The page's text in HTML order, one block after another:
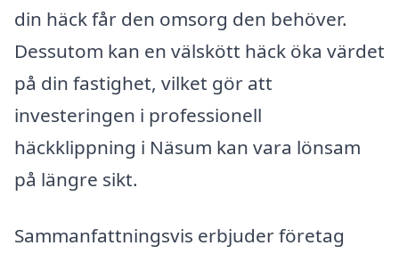
din häck får den omsorg den behöver.
Dessutom kan en välskött häck öka värdet
på din fastighet, vilket gör att
investeringen i professionell
häckklippning i Näsum kan vara lönsam
på längre sikt.
Sammanfattningsvis erbjuder företag